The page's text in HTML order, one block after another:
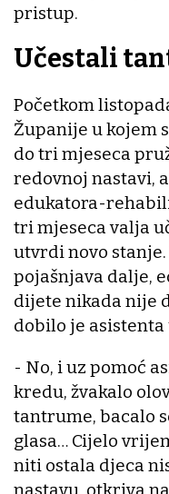
pristup.
Učestali
Početkom
Županije u kojem
do tri mjeseca
redovnoj nastavi,
edukatora-
tri mjeseca valja
utvrdi novo
pojašnjava dalje,
dijete nikada nije
dobilo je asistenta
- No, i uz pomoć
kredu, žvakalo
tantrume, bacalo
glasa… Cijelo
niti ostala djeca